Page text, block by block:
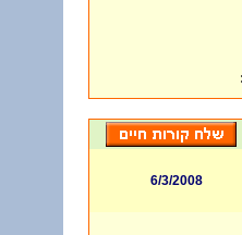
:
6/3/2008